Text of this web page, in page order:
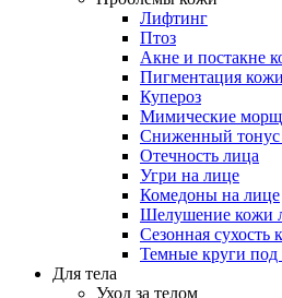
Лифтинг
Птоз
Акне и постакне
Пигментация кожи
Купероз
Мимические
Сниженный
Отечность лица
Угри на лице
Комедоны на лице
Шелушение кожи
Сезонная сухость
Темные круги под
Для тела
Уход за телом